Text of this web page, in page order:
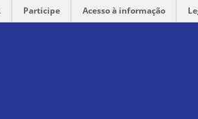
Participe Acesso à informação